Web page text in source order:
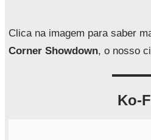
a
r
Clica na imagem para saber
Corner Showdown, o nosso
Ko-